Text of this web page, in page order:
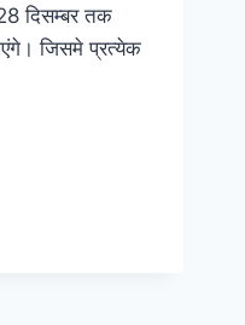
दिसम्बर तक
जिसमे प्रत्येक